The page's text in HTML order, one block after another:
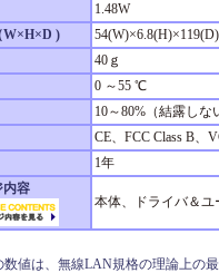
1.48W
W×H×D )
40ｇ
0 ～55 ℃
10～80%（結露しな
CE、FCC Class B、
1年
内容
本体、ドライバ＆
数値は、無線LAN規格の理論上の